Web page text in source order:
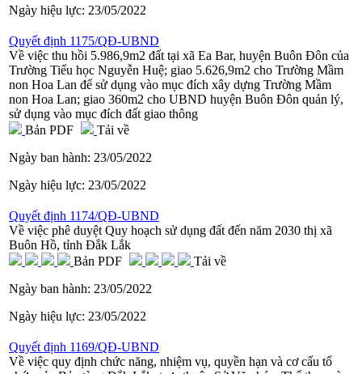
Ngày hiệu lực: 23/05/2022
Quyết định 1175/QĐ-UBND
Về việc thu hồi 5.986,9m2 đất tại xã Ea Bar, huyện Buôn Đôn của
Trường Tiểu học Nguyễn Huệ; giao 5.626,9m2 cho Trường Mầm
non Hoa Lan để sử dụng vào mục đích xây dựng Trường Mầm
non Hoa Lan; giao 360m2 cho UBND huyện Buôn Đôn quản lý,
sử dụng vào mục đích đất giao thông
Bản PDF
Tải về
Ngày ban hành: 23/05/2022
Ngày hiệu lực: 23/05/2022
Quyết định 1174/QĐ-UBND
Về việc phê duyệt Quy hoạch sử dụng đất đến năm 2030 thị xã
Buôn Hồ, tỉnh Đắk Lắk
Bản PDF
Tải về
Ngày ban hành: 23/05/2022
Ngày hiệu lực: 23/05/2022
Quyết định 1169/QĐ-UBND
Về việc quy định chức năng, nhiệm vụ, quyền hạn và cơ cấu tổ